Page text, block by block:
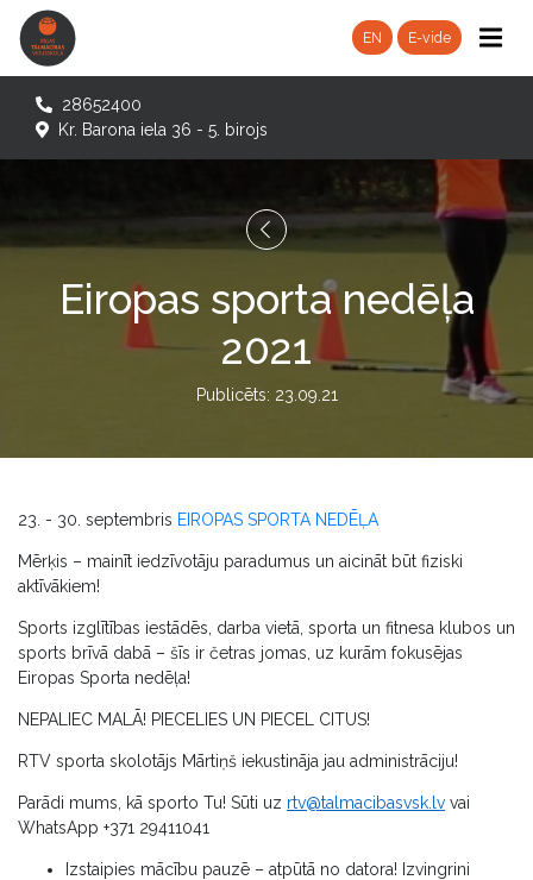
EN E-vide
28652400
Kr. Barona iela 36 - 5. birojs
Eiropas sporta nedēļa
2021
Publicēts: 23.09.21
23. - 30. septembris EIROPAS SPORTA NEDĒĻA
Mērķis – mainīt iedzīvotāju paradumus un aicināt būt fiziski
aktīvākiem!
Sports izglītības iestādēs, darba vietā, sporta un fitnesa klubos un
sports brīvā dabā – šīs ir četras jomas, uz kurām fokusējas
Eiropas Sporta nedēļa!
NEPALIEC MALĀ! PIECELIES UN PIECEL CITUS!
RTV sporta skolotājs Mārtiņš iekustināja jau administrāciju!
Parādi mums, kā sporto Tu! Sūti uz rtv@talmacibasvsk.lv vai
WhatsApp +371 29411041
Izstaipies mācību pauzē – atpūtā no datora! Izvingrini